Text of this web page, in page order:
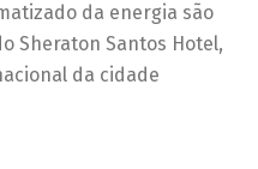
da energia são
Sheraton Santos Hotel,
da cidade